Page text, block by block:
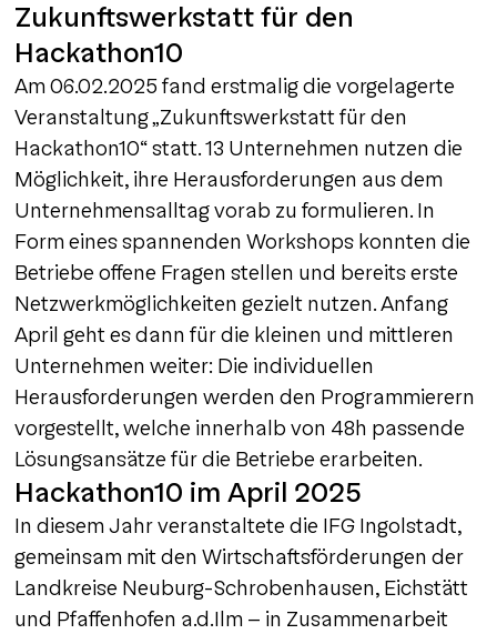
Zukunftswerkstatt für den
Hackathon10
Am 06.02.2025 fand erstmalig die vorgelagerte
Veranstaltung „Zukunftswerkstatt für den
Hackathon10“ statt. 13 Unternehmen nutzen die
Möglichkeit, ihre Herausforderungen aus dem
Unternehmensalltag vorab zu formulieren. In
Form eines spannenden Workshops konnten die
Betriebe offene Fragen stellen und bereits erste
Netzwerkmöglichkeiten gezielt nutzen. Anfang
April geht es dann für die kleinen und mittleren
Unternehmen weiter: Die individuellen
Herausforderungen werden den Programmierern
vorgestellt, welche innerhalb von 48h passende
Lösungsansätze für die Betriebe erarbeiten.
Hackathon10 im April 2025
In diesem Jahr veranstaltete die IFG Ingolstadt,
gemeinsam mit den Wirtschaftsförderungen der
Landkreise Neuburg-Schrobenhausen, Eichstätt
und Pfaffenhofen a.d.Ilm – in Zusammenarbeit